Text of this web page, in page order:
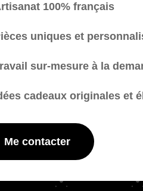
100% français
uniques et
sur-mesure à la
cadeaux originales et
Me contacter